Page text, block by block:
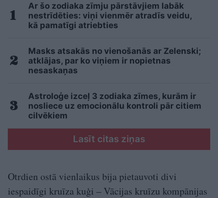
Ar šo zodiaka zīmju pārstāvjiem labāk
nestrīdēties: viņi vienmēr atradīs veidu,
kā pamatīgi atriebties
Masks atsakās no vienošanās ar Zelenski;
atklājas, par ko viņiem ir nopietnas
nesaskaņas
Astroloģe izceļ 3 zodiaka zīmes, kurām ir
nosliece uz emocionālu kontroli pār citiem
cilvēkiem
Lasīt citas ziņas
Otrdien ostā vienlaikus bija pietauvoti divi
iespaidīgi kruīza kuģi – Vācijas kruīzu kompānijas